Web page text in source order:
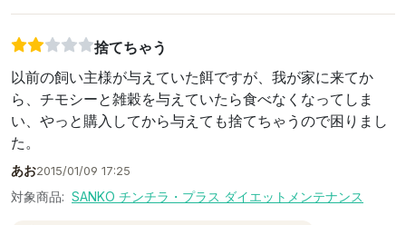
捨てちゃう
以前の飼い主様が与えていた餌ですが、我が家に来てか
ら、チモシーと雑穀を与えていたら食べなくなってしま
い、やっと購入してから与えても捨てちゃうので困りまし
た。
あお2015/01/09 17:25
対象商品: SANKO チンチラ・プラス ダイエットメンテナンス